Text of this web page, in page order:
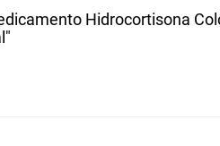
Hidrocortisona